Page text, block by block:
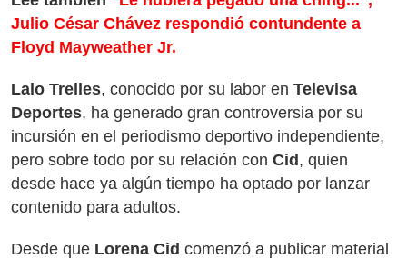
Julio César Chávez respondió contundente a
Floyd Mayweather Jr.
Lalo Trelles, conocido por su labor en Televisa
Deportes, ha generado gran controversia por su
incursión en el periodismo deportivo independiente,
pero sobre todo por su relación con Cid , quien
desde hace ya algún tiempo ha optado por lanzar
contenido para adultos.
Desde que Lorena Cid comenzó a publicar material